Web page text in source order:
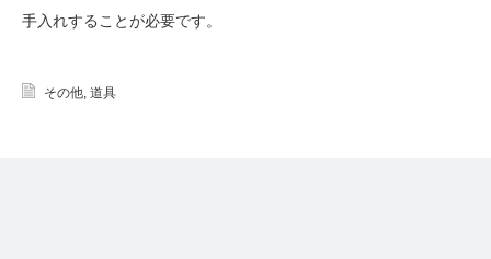
手入れすることが必要です。
その他 道具